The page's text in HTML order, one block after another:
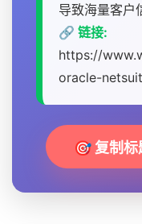
导致海量客户
🔗 链接:
https://
oracle-
🎯 复制标